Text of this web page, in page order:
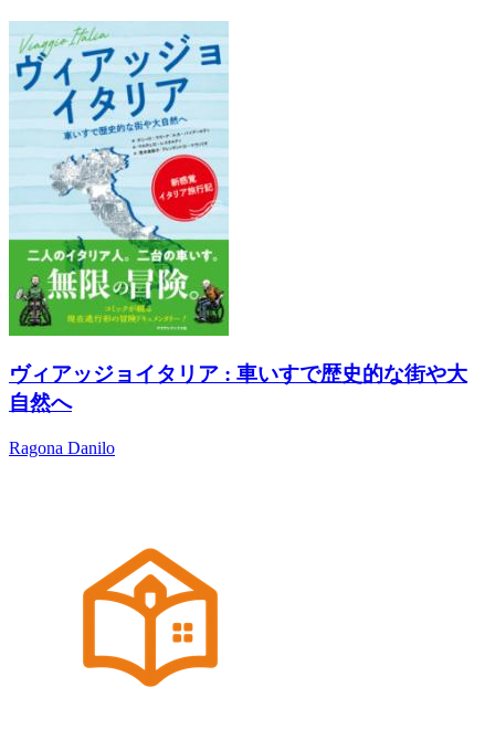
ヴィアッジョイタリア : 車いすで歴史的な街や大
自然へ
Ragona Danilo